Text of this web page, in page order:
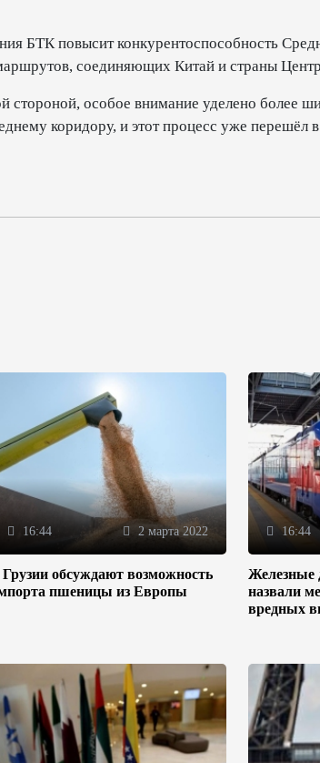
БТК повысит конкурентоспособность
соединяющих Китай и страны
стороной, особое внимание уделено более
коридору, и этот процесс уже перешёл
16:44 2 марта 2022
обсуждают возможность
пшеницы из Европы
16:44
Железные
назвали
вредных